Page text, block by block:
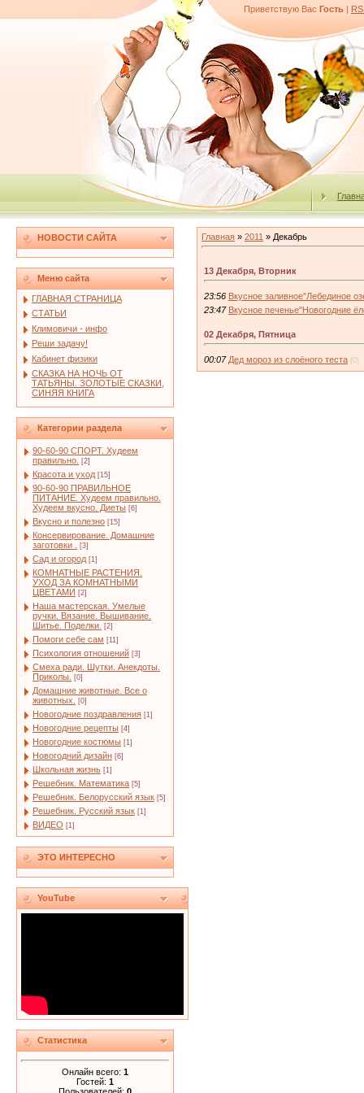
Приветствую Вас Гость |
НОВОСТИ САЙТА
Меню сайта
ГЛАВНАЯ СТРАНИЦА
СТАТЬИ
Климовичи - инфо
Реши задачу!
Кабинет физики
СКАЗКА НА НОЧЬ ОТ
ТАТЬЯНЫ. ЗОЛОТЫЕ СКАЗКИ,
СИНЯЯ КНИГА
Категории раздела
90-60-90 СПОРТ. Худеем
правильно.
[2]
Красота и уход [15]
90-60-90 ПРАВИЛЬНОЕ
ПИТАНИЕ. Худеем правильно.
Худеем вкусно. Диеты [6]
Вкусно и полезно [15]
Консервирование. Домашние
заготовки .
[3]
Сад и огород [1]
КОМНАТНЫЕ РАСТЕНИЯ.
УХОД ЗА КОМНАТНЫМИ
ЦВЕТАМИ [2]
Наша мастерская. Умелые
ручки. Вязание. Вышивание.
Шитье. Поделки.
[2]
Помоги себе сам [11]
Психология отношений [3]
Смеха ради. Шутки. Анекдоты.
Приколы.
[0]
Домашние животные. Все о
животных.
[0]
Новогодние поздравления [1]
Новогодние рецепты [4]
Новогодние костюмы [1]
Новогодний дизайн [6]
Школьная жизнь [1]
Решебник. Математика [5]
Решебник. Белорусский язык [5]
Решебник. Русский язык [1]
ВИДЕО [1]
ЭТО ИНТЕРЕСНО
YouTube
Статистика
Онлайн всего: 1
Гостей: 1
Главная » 2011 » Декабрь
13 Декабря, Вторник
23:56 Вкусное заливное"Лебединое
23:47 Вкусное печенье"Новогодние
02 Декабря, Пятница
00:07 Дед мороз из слоёного теста (0)